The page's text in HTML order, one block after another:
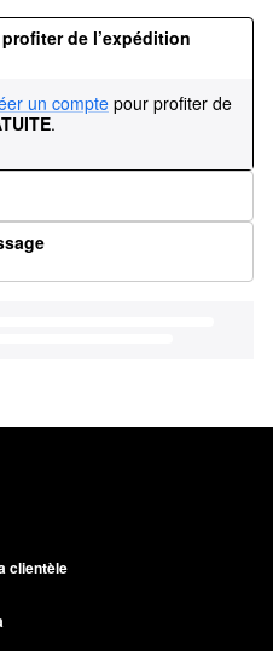
de l’expédition
un compte pour profiter de
.
clientèle